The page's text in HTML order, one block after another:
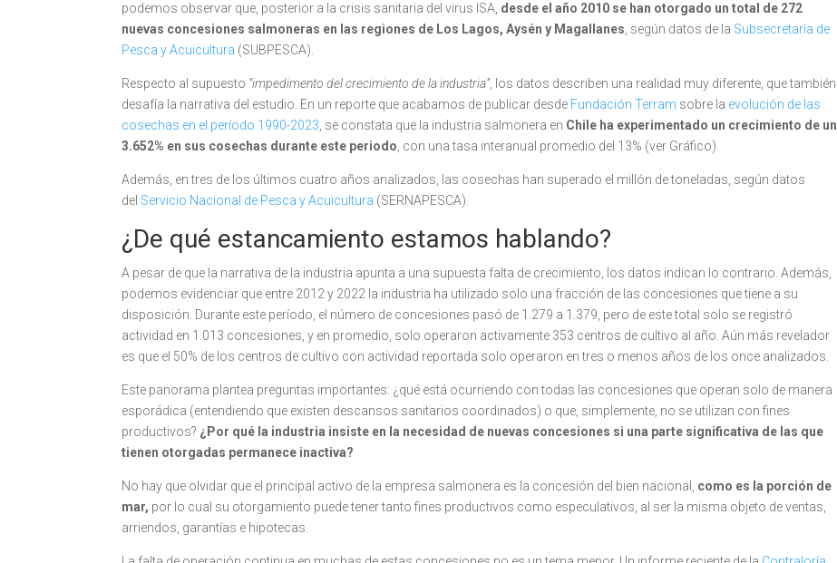
podemos observar que, posterior a la crisis sanitaria del virus ISA, desde el año 2010 se han otorgado un total de 272
nuevas concesiones salmoneras en las regiones de Los Lagos, Aysén y Magallanes, según datos de la Subsecretaría de
Pesca y Acuicultura (SUBPESCA).
Respecto al supuesto “impedimento del crecimiento de la industria”, los datos describen una realidad muy diferente, que también
desafía la narrativa del estudio. En un reporte que acabamos de publicar desde Fundación Terram sobre la evolución de las
cosechas en el período 1990-2023, se constata que la industria salmonera en Chile ha experimentado un crecimiento de un
3.652% en sus cosechas durante este periodo, con una tasa interanual promedio del 13% (ver Gráfico).
Además, en tres de los últimos cuatro años analizados, las cosechas han superado el millón de toneladas, según datos
del Servicio Nacional de Pesca y Acuicultura (SERNAPESCA).
¿De qué estancamiento estamos hablando?
A pesar de que la narrativa de la industria apunta a una supuesta falta de crecimiento, los datos indican lo contrario. Además,
podemos evidenciar que entre 2012 y 2022 la industria ha utilizado solo una fracción de las concesiones que tiene a su
disposición. Durante este período, el número de concesiones pasó de 1.279 a 1.379, pero de este total solo se registró
actividad en 1.013 concesiones, y en promedio, solo operaron activamente 353 centros de cultivo al año. Aún más revelador
es que el 50% de los centros de cultivo con actividad reportada solo operaron en tres o menos años de los once analizados.
Este panorama plantea preguntas importantes: ¿qué está ocurriendo con todas las concesiones que operan solo de manera
esporádica (entendiendo que existen descansos sanitarios coordinados) o que, simplemente, no se utilizan con fines
productivos? ¿Por qué la industria insiste en la necesidad de nuevas concesiones si una parte significativa de las que
tienen otorgadas permanece inactiva?
No hay que olvidar que el principal activo de la empresa salmonera es la concesión del bien nacional, como es la porción de
mar, por lo cual su otorgamiento puede tener tanto fines productivos como especulativos, al ser la misma objeto de ventas,
arriendos, garantías e hipotecas.